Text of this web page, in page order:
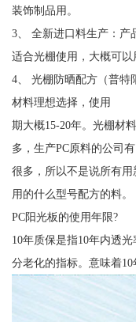
装饰制品用。
3、 全新进口料生产：产
适合光棚使用，大概可以
4、 光棚防晒配方（普特
材料理想选择，使用
期大概15-20年。光棚材
多，生产PC原料的公司有
很多，所以不是说所有
用的什么型号配方的料。
PC阳光板的使用年限?
10年质保是指10年内透
分老化的指标。意味着